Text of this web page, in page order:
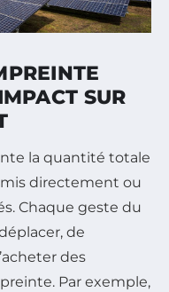
SUR
la quantité totale
directement ou
Chaque geste du
de
des
Par exemple,